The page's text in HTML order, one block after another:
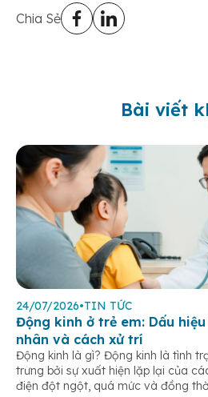
Chia Sẻ
Bài viết
24/07/2026•TIN TỨC
Động kinh ở trẻ em: Dấu
nhân và cách xử trí
Động kinh là gì? Động kinh là tình
trưng bởi sự xuất hiện lặp lại của
điện đột ngột, quá mức và đồng